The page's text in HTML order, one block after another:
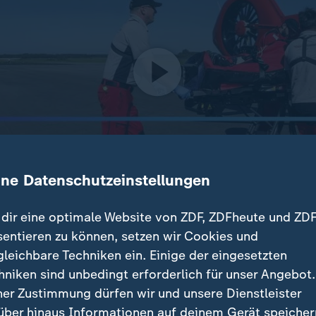
angefordert werden, ist die Lage ernst. Ihre
ist eine neue Herausforderung. Die Serie
echte Einsätze.
Datenschutzeinstellungen
eine optimale Website von ZDF, ZDFheute und
zu können, setzen wir Cookies und
Techniken ein. Einige der eingesetzten
sind unbedingt erforderlich für unser
Zustimmung dürfen wir und unsere Dienstleister
hinaus Informationen auf deinem Gerät